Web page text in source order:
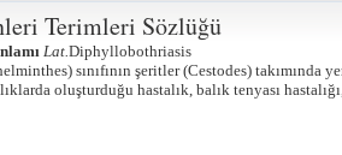
Terimleri Sözlüğü
Lat.Diphyllobothriasis
sınıfının şeritler (Cestodes)
oluşturduğu hastalık, balık tenyası